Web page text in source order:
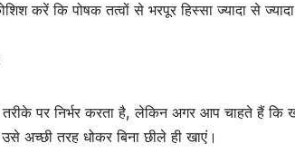
करें कि पोषक तत्वों से भरपूर हिस्सा ज्यादा से ज्यादा
पर निर्भर करता है, लेकिन अगर आप चाहते हैं कि
अच्छी तरह धोकर बिना छीले ही खाएं।